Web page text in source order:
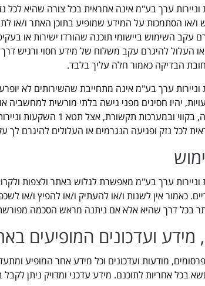
וניירות ערך בע"מ אינה אחראית בכל צורה שהיא
ו/או הסתמכות על המידע שמופיע בתוכן האתר ו/או
עקב השימוש ביישומי תוכנה שהורדו ישירות או
העלול להיגרם עקב משלוח של מידע חסוי ורגיש
הבדיקה כאמור חלה עליך בלבד.
וניירות ערך בע"מ אינה מתחייבת שהשירותים לא
יהיו חסינים מפני גישה בלתי מורשית למחשביה
לכל נזק ופגיעה הנגרמים או העלולים להיגרם לך
וניירות ערך בע"מ מאפשרת לגלוש באתר ולצפות
כאמור אין לשנות ו/או להעתיק ו/או להפיץ ו/או
דרך שהיא אלא אם ניתנה מראש הסכמה מפורשת וכתובה של תטא 1
מידע ועדכונים המופיעים
לתוכנם. מידע עדכני ומדויק ניתן לקבל במשרדי תטא 1 השקעות